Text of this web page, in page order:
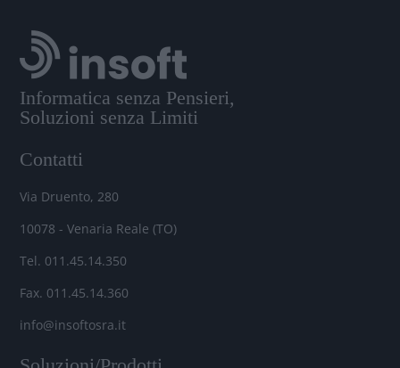
Informatica senza Pensieri,
Soluzioni senza Limiti
Contatti
Via Druento, 280
10078 - Venaria Reale (TO)
Tel. 011.45.14.350
Fax. 011.45.14.360
info@insoftosra.it